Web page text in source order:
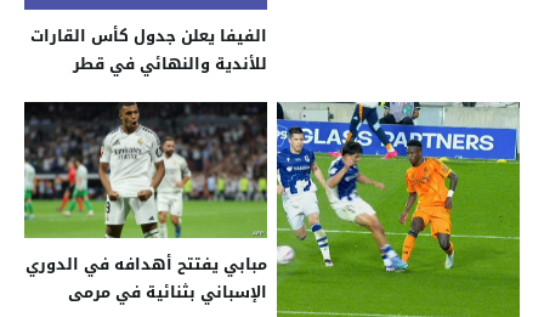
الفيفا يعلن جدول كأس القارات
للأندية والنهائي في قطر
مبابي يفتتح أهدافه في الدوري
الإسباني بثنائية في مرمى